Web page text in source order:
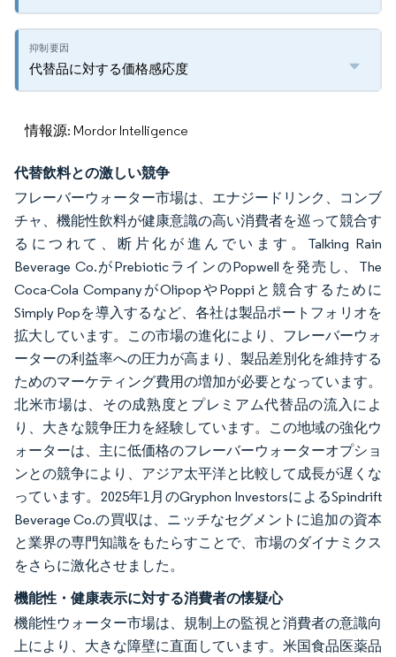
代替品に対する価格感応度
情報源: Mordor Intelligence
代替飲料との激しい競争
フレーバーウォーター市場は、エナジードリンク、コンブ
チャ、機能性飲料が健康意識の高い消費者を巡って競合す
るにつれて、断片化が進んでいます。Talking Rain
Beverage Co.がPrebioticラインのPopwellを発売し、The
Coca-Cola CompanyがOlipopやPoppiと競合するために
Simply Popを導入するなど、各社は製品ポートフォリオを
拡大しています。この市場の進化により、フレーバーウォ
ーターの利益率への圧力が高まり、製品差別化を維持する
ためのマーケティング費用の増加が必要となっています。
北米市場は、その成熟度とプレミアム代替品の流入によ
り、大きな競争圧力を経験しています。この地域の強化ウ
ォーターは、主に低価格のフレーバーウォーターオプショ
ンとの競争により、アジア太平洋と比較して成長が遅くな
っています。2025年1月のGryphon InvestorsによるSpindrift
Beverage Co.の買収は、ニッチなセグメントに追加の資本
と業界の専門知識をもたらすことで、市場のダイナミクス
をさらに激化させました。
機能性・健康表示に対する消費者の懐疑心
機能性ウォーター市場は、規制上の監視と消費者の意識向
上により、大きな障壁に直面しています。米国食品医薬品